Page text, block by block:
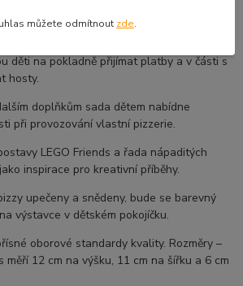
tematických detailů a doplňků.
děti na pokladně přijímat platby a v části s
hosty.
doplňkům sada dětem nabídne
při provozování vlastní pizzerie.
LEGO Friends a řada nápaditých
inspirace pro kreativní příběhy.
upečeny a snědeny, bude se barevný
výstavce v dětském pokojíčku.
oborové standardy kvality. Rozměry –
měří 12 cm na výšku, 11 cm na šířku a 6 cm
můžete odmítnout zde.